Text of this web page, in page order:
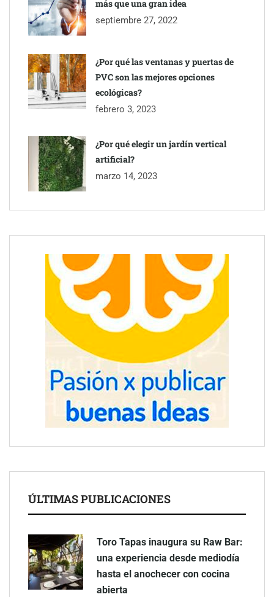
más que una gran idea
septiembre 27, 2022
¿Por qué las ventanas y puertas de
PVC son las mejores opciones
ecológicas?
febrero 3, 2023
¿Por qué elegir un jardín vertical
artificial?
marzo 14, 2023
ÚLTIMAS PUBLICACIONES
Toro Tapas inaugura su Raw Bar:
una experiencia desde mediodía
hasta el anochecer con cocina
abierta